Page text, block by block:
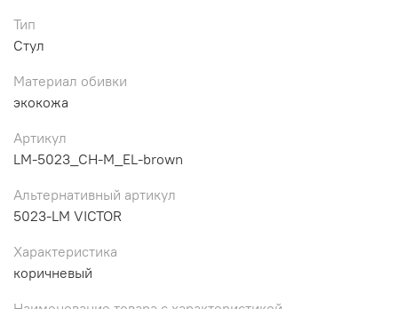
Тип
Стул
Материал обивки
экокожа
Артикул
LM-5023_CH-M_EL-brown
Альтернативный артикул
5023-LM VICTOR
Характеристика
коричневый